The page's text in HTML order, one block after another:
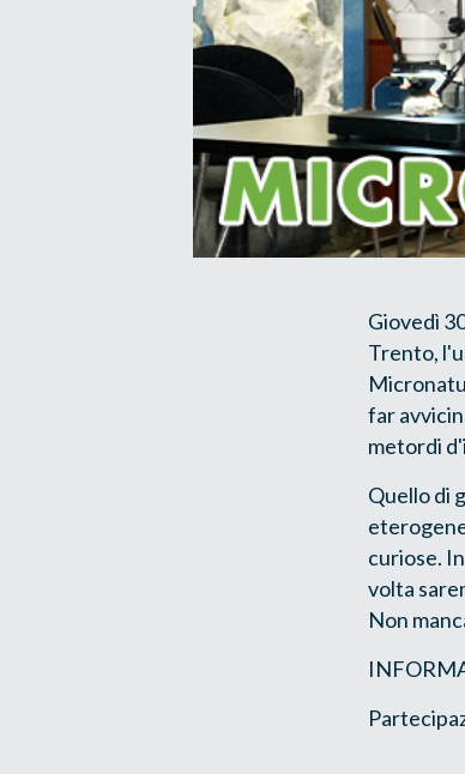
Giovedì
Trento,
far
metordi
Quello di
curiose.
volta
Non